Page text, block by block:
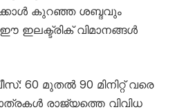
കുറഞ്ഞ ശബ്ദവും
ഇലക്ട്രിക് വിമാനങ്ങൾ
60 മുതൽ 90 മിനിറ്റ് വരെ
രാജ്യത്തെ വിവിധ